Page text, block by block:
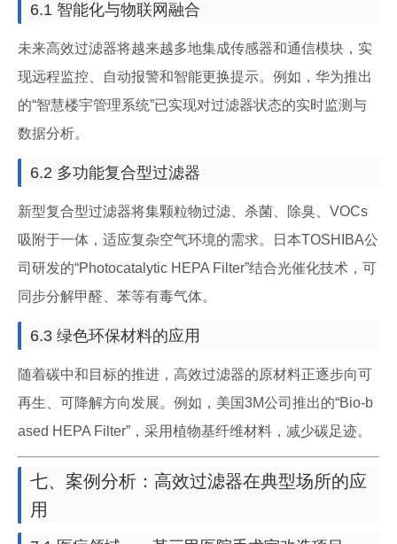
6.1 智能化与物联网融合
未来高效过滤器将越来越多地集成传感器和通信模块，实
现远程监控、自动报警和智能更换提示。例如，华为推出
的“智慧楼宇管理系统”已实现对过滤器状态的实时监测与
数据分析。
6.2 多功能复合型过滤器
新型复合型过滤器将集颗粒物过滤、杀菌、除臭、VOCs
吸附于一体，适应复杂空气环境的需求。日本TOSHIBA公
司研发的“Photocatalytic HEPA Filter”结合光催化技术，可
同步分解甲醛、苯等有毒气体。
6.3 绿色环保材料的应用
随着碳中和目标的推进，高效过滤器的原材料正逐步向可
再生、可降解方向发展。例如，美国3M公司推出的“Bio-b
ased HEPA Filter”，采用植物基纤维材料，减少碳足迹。
七、案例分析：高效过滤器在典型场所的应
用